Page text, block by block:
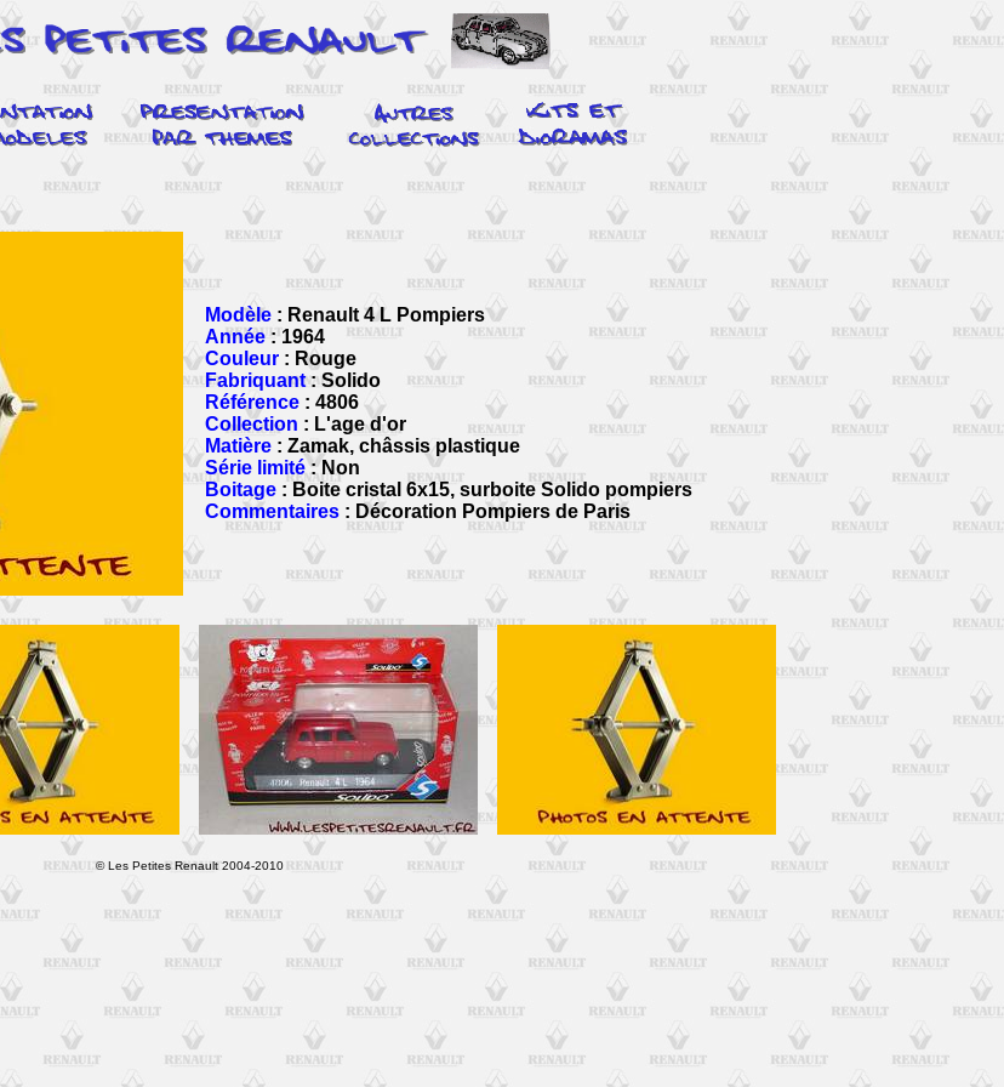
Modèle : Renault 4 L Pompiers
Année : 1964
Couleur : Rouge
Fabriquant: Solido
Référence : 4806
Collection : L'age d'or
Matière : Zamak, châssis plastique
Série limité: Non
Boitage : Boite cristal 6x15, surboite Solido pompiers
Commentaires : Décoration Pompiers de Paris
© Les Petites Renault 2004-2010